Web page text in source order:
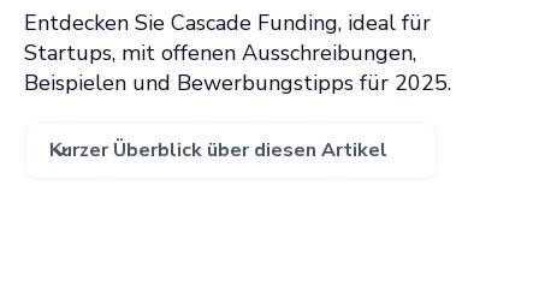
Entdecken Sie Cascade Funding, ideal für
Startups, mit offenen Ausschreibungen,
Beispielen und Bewerbungstipps für 2025.
Kurzer Überblick über diesen Artikel